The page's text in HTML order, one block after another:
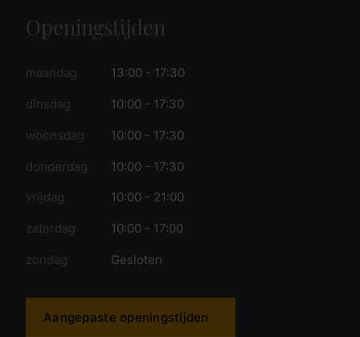
Openingstijden
maandag 13:00 - 17:30
dinsdag 10:00 - 17:30
woensdag 10:00 - 17:30
donderdag 10:00 - 17:30
vrijdag 10:00 - 21:00
zaterdag 10:00 - 17:00
zondag Gesloten
Aangepaste openingstijden